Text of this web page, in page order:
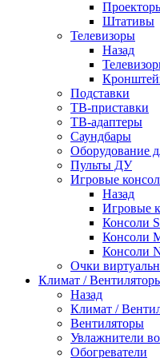
Штативы
Телевизоры
Назад
Подставки
ТВ-приставки
ТВ-адаптеры
Саундбары
Оборудование
Пульты ДУ
Игровые
Назад
Игровые
Консоли
Консоли
Консоли
Очки
Климат /
Назад
Климат /
Вентиляторы
Увлажнители
Обогреватели